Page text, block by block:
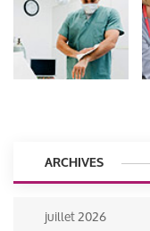
ARCHIVES
juillet 2026